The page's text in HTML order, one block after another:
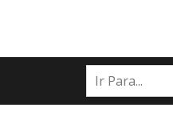
INÍCIO
NOTÍCIAS